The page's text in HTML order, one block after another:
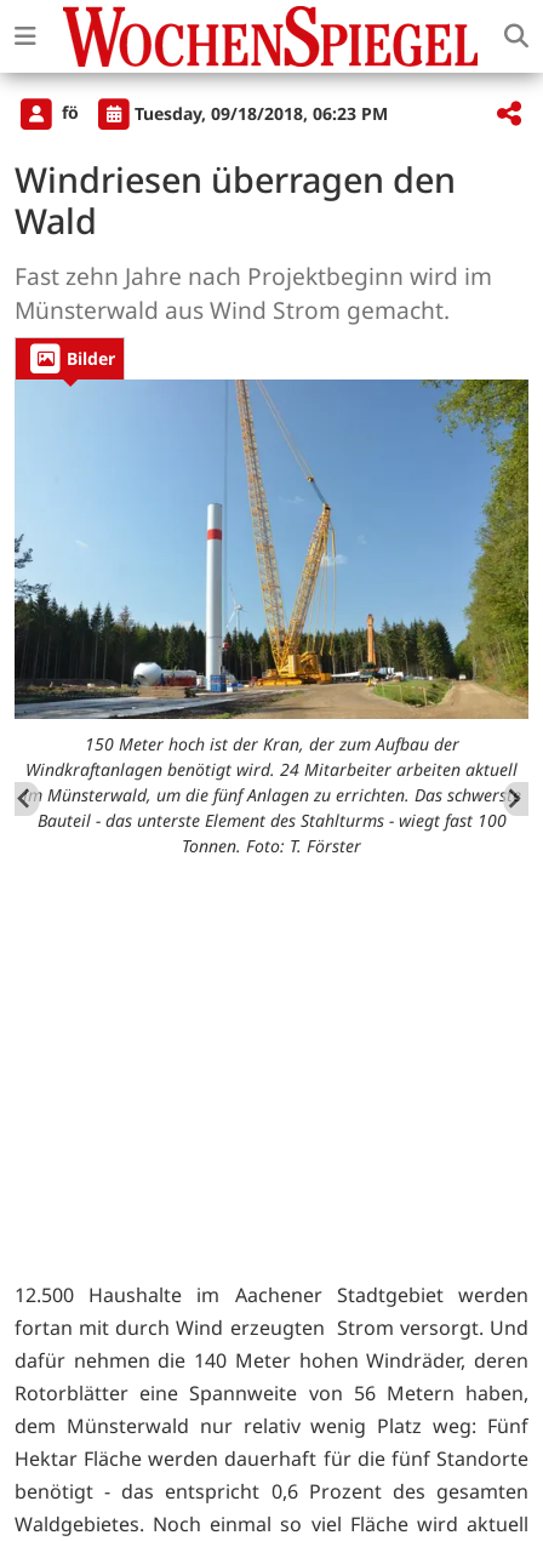
fö Tuesday, 09/18/2018, 06:23 PM
Windriesen überragen den
Wald
Fast zehn Jahre nach Projektbeginn wird im
Münsterwald aus Wind Strom gemacht.
Bilder
150 Meter hoch ist der Kran, der zum Aufbau der
Windkraftanlagen benötigt wird. 24 Mitarbeiter arbeiten aktuell
im Münsterwald, um die fünf Anlagen zu errichten. Das schwerste
Bauteil - das unterste Element des Stahlturms - wiegt fast 100
Tonnen. Foto: T. Förster
12.500 Haushalte im Aachener Stadtgebiet werden
fortan mit durch Wind erzeugten Strom versorgt. Und
dafür nehmen die 140 Meter hohen Windräder, deren
Rotorblätter eine Spannweite von 56 Metern haben,
dem Münsterwald nur relativ wenig Platz weg: Fünf
Hektar Fläche werden dauerhaft für die fünf Standorte
benötigt - das entspricht 0,6 Prozent des gesamten
Waldgebietes. Noch einmal so viel Fläche wird aktuell